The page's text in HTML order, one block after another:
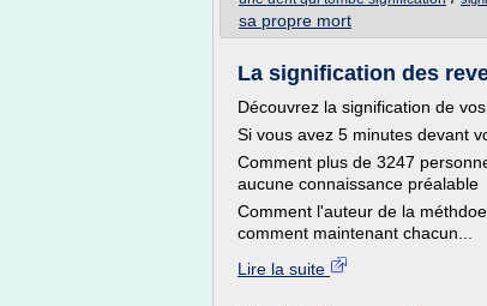
sa propre mort
La signification des
Découvrez la signification de
Si vous avez 5 minutes devant
Comment plus de 3247
aucune connaissance préalable
Comment l'auteur de la
comment maintenant chacun...
Lire la suite